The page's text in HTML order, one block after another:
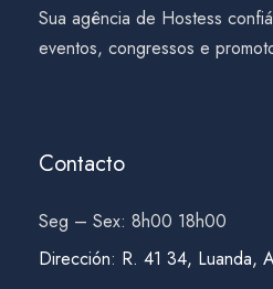
Sua agência de Hostess
eventos, congressos e
Contacto
Seg – Sex: 8h00 18h00
Dirección: R. 41 34, Luanda,